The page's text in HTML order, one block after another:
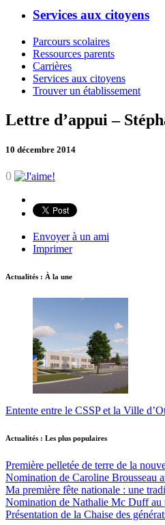
Services aux citoyens
Parcours scolaires
Ressources parents
Carrières
Services aux citoyens
Trouver un établissement
Lettre d’appui –
10 décembre 2014
0
Envoyer à un ami
Imprimer
Actualités : À la une
Entente entre le CSSP et la Ville
Actualités : Les plus populaires
Première pelletée de terre de la
Nomination de Caroline Brousseau
Ma première fête nationale : une
Nomination de Nathalie Mc Duff au
Présentation de la Chaise des